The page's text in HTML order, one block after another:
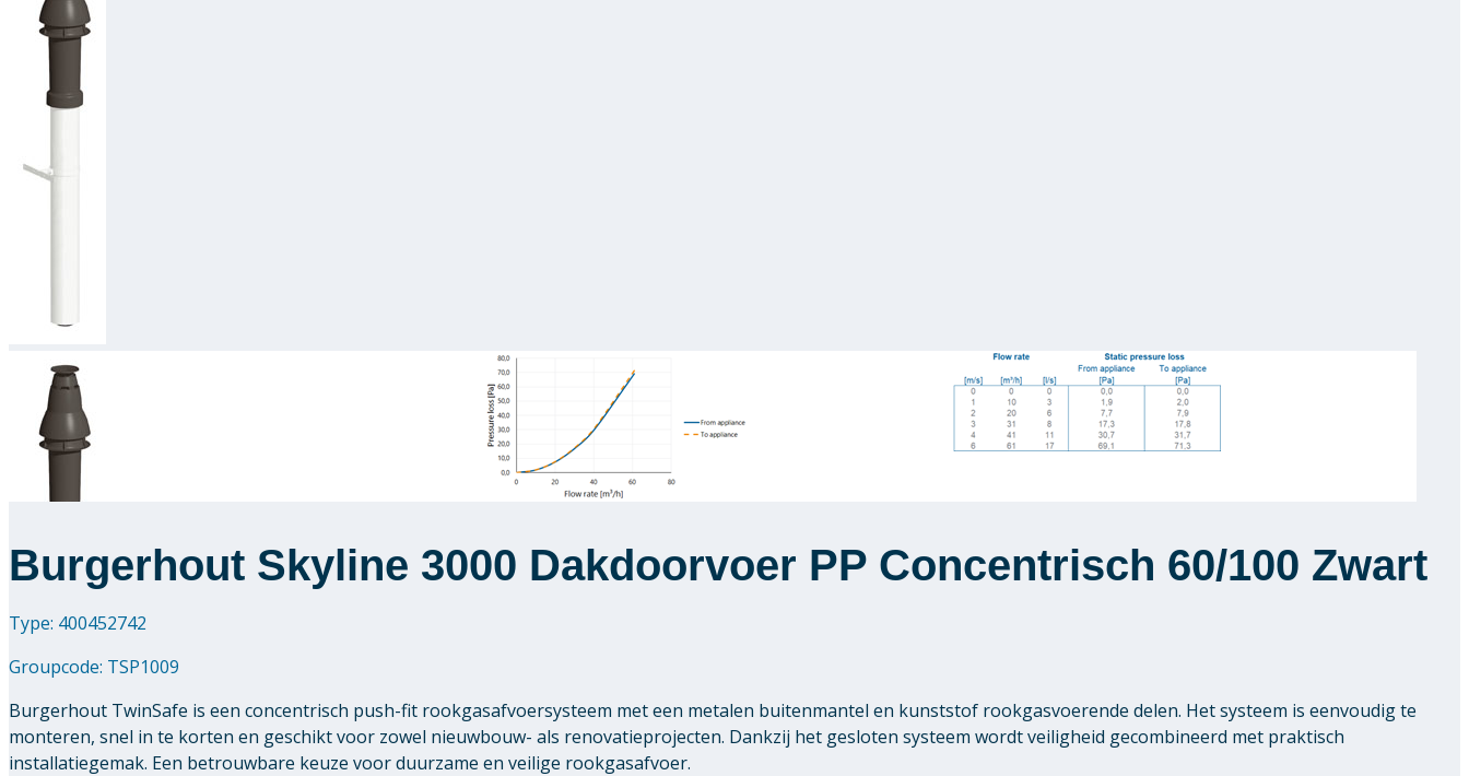
Burgerhout Skyline 3000 Dakdoorvoer PP Concentrisch 60/100 Zwart
Type: 400452742
Groupcode: TSP1009
Burgerhout TwinSafe is een concentrisch push-fit rookgasafvoersysteem met een metalen buitenmantel en kunststof rookgasvoerende delen. Het systeem is eenvoudig te
monteren, snel in te korten en geschikt voor zowel nieuwbouw- als renovatieprojecten. Dankzij het gesloten systeem wordt veiligheid gecombineerd met praktisch
installatiegemak. Een betrouwbare keuze voor duurzame en veilige rookgasafvoer.